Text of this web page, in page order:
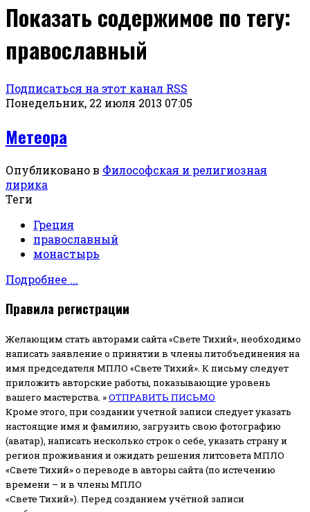
Показать содержимое по тегу:
православный
Подписаться на этот канал RSS
Понедельник, 22 июля 2013 07:05
Метеора
Опубликовано в Философская и религиозная
лирика
Теги
Греция
православный
монастырь
Подробнее ...
Правила регистрации
Желающим стать авторами сайта «Свете Тихий», необходимо
написать заявление о принятии в члены литобъединения на
имя председателя МПЛО «Свете Тихий». К письму следует
приложить авторские работы, показывающие уровень
вашего мастерства. »ОТПРАВИТЬ ПИСЬМО
Кроме этого, при создании учетной записи следует указать
настоящие имя и фамилию, загрузить свою фотографию
(аватар), написать несколько строк о себе, указать страну и
регион проживания и ожидать решения литсовета МПЛО
«Свете Тихий» о переводе в авторы сайта (по истечению
времени – и в члены МПЛО
«Свете Тихий»). Перед созданием учётной записи